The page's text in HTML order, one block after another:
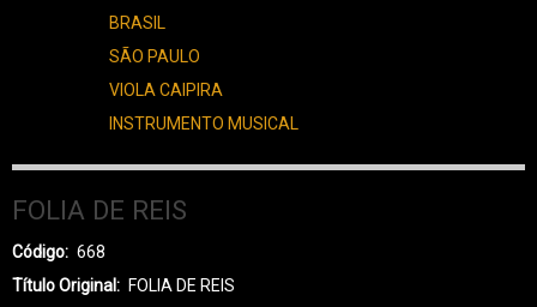
BRASIL
SÃO PAULO
VIOLA CAIPIRA
INSTRUMENTO MUSICAL
FOLIA DE REIS
Código
668
Título Original
FOLIA DE REIS